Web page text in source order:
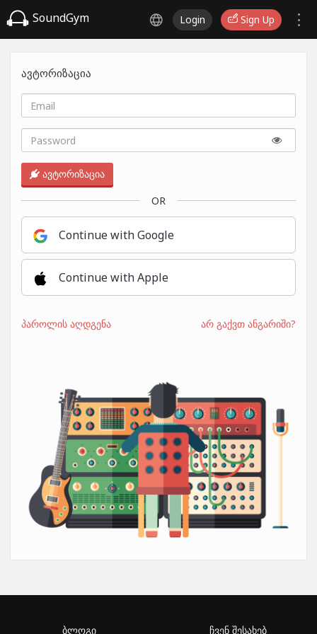
SoundGym Login Sign Up
ავტორიზაცია
ავტორიზაცია
OR
Continue with Google
Continue with Apple
პაროლის აღდგენა არ გაქვთ ანგარიში?
ბლოგი ჩვენ შესახებ